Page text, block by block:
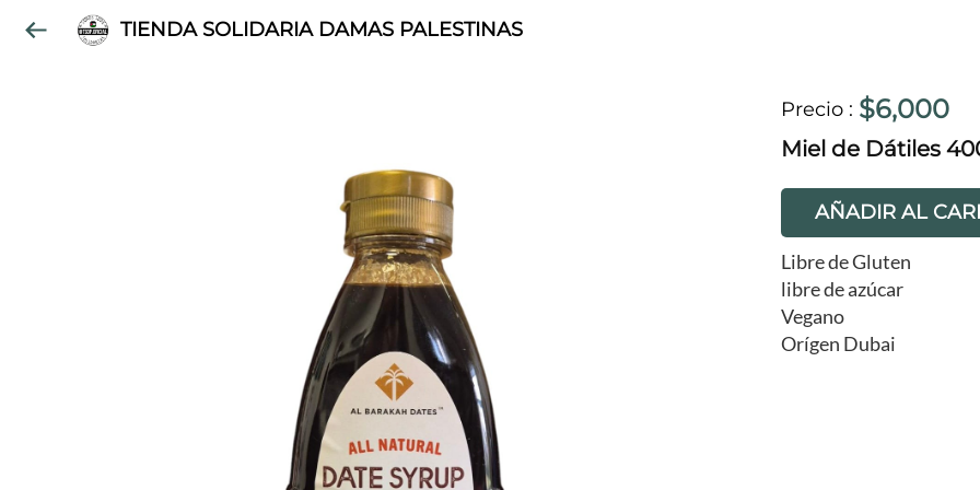
TIENDA SOLIDARIA DAMAS PALESTINAS
Precio : $6,000
Miel de Dátiles
AÑADIR AL
Libre de Gluten
libre de azúcar
Vegano
Orígen Dubai